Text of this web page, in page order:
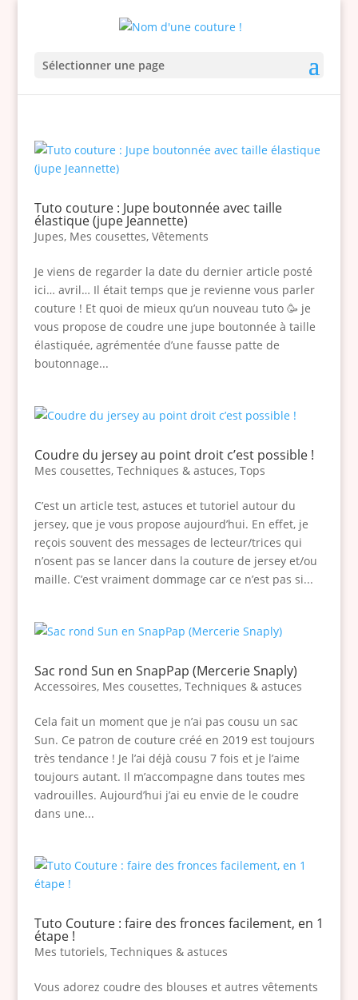
Sélectionner une page
Tuto couture : Jupe boutonnée avec taille
élastique (jupe Jeannette)
Jupes, Mes cousettes, Vêtements
Je viens de regarder la date du dernier article posté
ici… avril… Il était temps que je revienne vous parler
couture ! Et quoi de mieux qu’un nouveau tuto 🥳 je
vous propose de coudre une jupe boutonnée à taille
élastiquée, agrémentée d’une fausse patte de
boutonnage...
Coudre du jersey au point droit c’est possible !
Mes cousettes, Techniques & astuces, Tops
C’est un article test, astuces et tutoriel autour du
jersey, que je vous propose aujourd’hui. En effet, je
reçois souvent des messages de lecteur/trices qui
n’osent pas se lancer dans la couture de jersey et/ou
maille. C’est vraiment dommage car ce n’est pas si...
Sac rond Sun en SnapPap (Mercerie Snaply)
Accessoires, Mes cousettes, Techniques & astuces
Cela fait un moment que je n’ai pas cousu un sac
Sun. Ce patron de couture créé en 2019 est toujours
très tendance ! Je l’ai déjà cousu 7 fois et je l’aime
toujours autant. Il m’accompagne dans toutes mes
vadrouilles. Aujourd’hui j’ai eu envie de le coudre
dans une...
Tuto Couture : faire des fronces facilement, en 1
étape !
Mes tutoriels, Techniques & astuces
Vous adorez coudre des blouses et autres vêtements